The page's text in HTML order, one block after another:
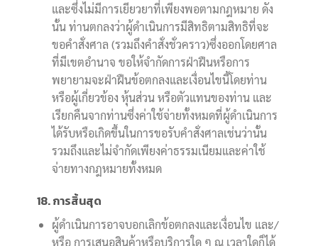
และซึ่งไม่มีการเยียวยาที่เพียงพอตามกฎหมาย ดัง
นั้น ท่านตกลงว่าผู้ดำเนินการมีสิทธิตามสิทธิที่จะ
ขอคำสั่งศาล (รวมถึงคำสั่งชั่วคราว)ซึ่งออกโดยศาล
ที่มีเขตอำนาจ ขอให้จำกัดการฝ่าฝืนหรือการ
พยายามจะฝ่าฝืนข้อตกลงและเงื่อนไขนี้โดยท่าน
หรือผู้เกี่ยวข้อง หุ้นส่วน หรือตัวแทนของท่าน และ
เรียกคืนจากท่านซึ่งค่าใช้จ่ายทั้งหมดที่ผู้ดำเนินการ
ได้รับหรือเกิดขึ้นในการขอรับคำสั่งศาลเช่นว่านั้น
รวมถึงและไม่จำกัดเพียงค่าธรรมเนียมและค่าใช้
จ่ายทางกฎหมายทั้งหมด
18. การสิ้นสุด
ผู้ดำเนินการอาจบอกเลิกข้อตกลงและเงื่อนไข และ/
หรือ การเสนอสินค้าหรือบริการใด ๆ ณ เวลาใดก็ได้